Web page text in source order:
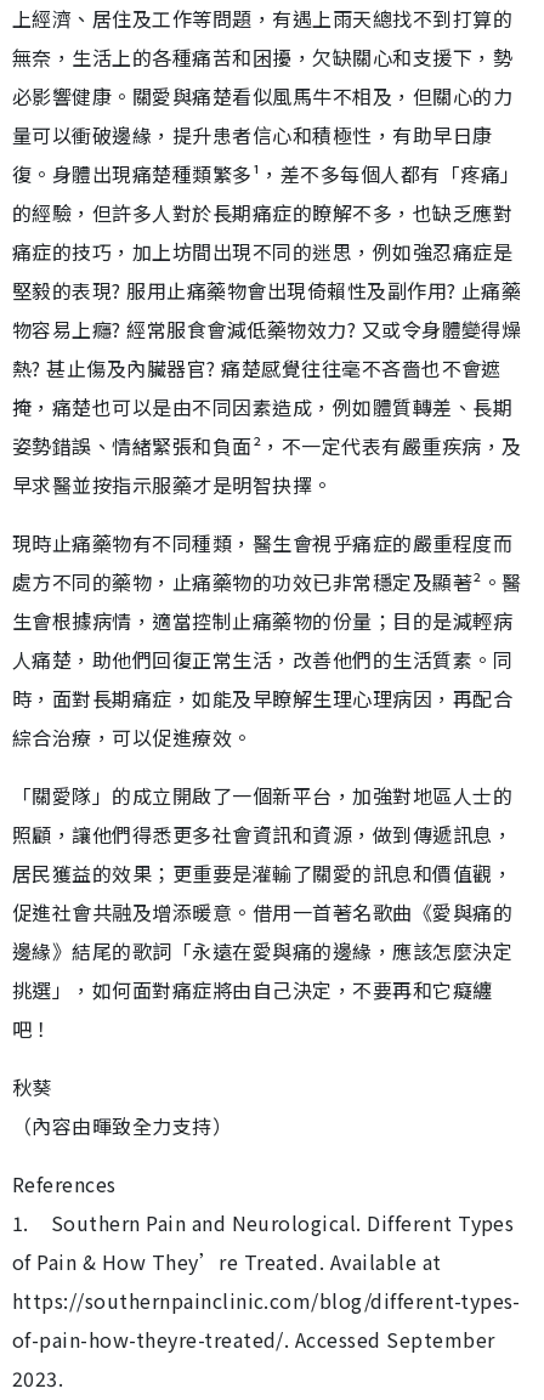
上經濟、居住及工作等問題，有遇上雨天總找不到打算的
無奈，生活上的各種痛苦和困擾，欠缺關心和支援下，勢
必影響健康。關愛與痛楚看似風馬牛不相及，但關心的力
量可以衝破邊緣，提升患者信心和積極性，有助早日康
復。身體出現痛楚種類繁多¹，差不多每個人都有「疼痛」
的經驗，但許多人對於長期痛症的瞭解不多，也缺乏應對
痛症的技巧，加上坊間出現不同的迷思，例如強忍痛症是
堅毅的表現? 服用止痛藥物會出現倚賴性及副作用? 止痛藥
物容易上癮? 經常服食會減低藥物效力? 又或令身體變得燥
熱? 甚止傷及內臟器官? 痛楚感覺往往毫不吝嗇也不會遮
掩，痛楚也可以是由不同因素造成，例如體質轉差、長期
姿勢錯誤、情緒緊張和負面²，不一定代表有嚴重疾病，及
早求醫並按指示服藥才是明智抉擇。
現時止痛藥物有不同種類，醫生會視乎痛症的嚴重程度而
處方不同的藥物，止痛藥物的功效已非常穩定及顯著²。醫
生會根據病情，適當控制止痛藥物的份量；目的是減輕病
人痛楚，助他們回復正常生活，改善他們的生活質素。同
時，面對長期痛症，如能及早瞭解生理心理病因，再配合
綜合治療，可以促進療效。
「關愛隊」的成立開啟了一個新平台，加強對地區人士的
照顧，讓他們得悉更多社會資訊和資源，做到傳遞訊息，
居民獲益的效果；更重要是灌輸了關愛的訊息和價值觀，
促進社會共融及增添暖意。借用一首著名歌曲《愛與痛的
邊緣》結尾的歌詞「永遠在愛與痛的邊緣，應該怎麼決定
挑選」，如何面對痛症將由自己決定，不要再和它癡纏
吧！
秋葵
（內容由暉致全力支持）
References
1. Southern Pain and Neurological. Different Types
of Pain & How They’re Treated. Available at
https://southernpainclinic.com/blog/different-types-
of-pain-how-theyre-treated/. Accessed September
2023.